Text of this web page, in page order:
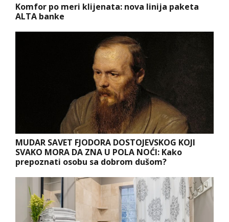
Komfor po meri klijenata: nova linija paketa
ALTA banke
MUDAR SAVET FJODORA DOSTOJEVSKOG KOJI
SVAKO MORA DA ZNA U POLA NOĆI: Kako
prepoznati osobu sa dobrom dušom?